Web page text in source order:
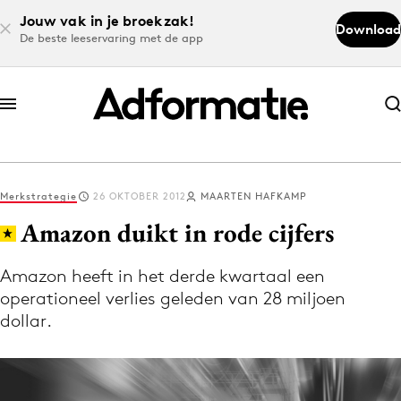
Jouw vak in je broekzak!
De beste leeservaring met de app
Download
Abonneer nu
Abonneer nu
Log in
Download de app
Volg het laatste nieuws via de Adformatie
Merkstrategie 26 OKTOBER 2012 MAARTEN HAFKAMP
Amazon duikt in rode cijfers
Amazon heeft in het derde kwartaal een
operationeel verlies geleden van 28 miljoen
dollar.